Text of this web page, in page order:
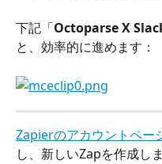
下記「Octoparse X
と、効率的に進めます：
Zapierのアカウントペー
し、新しいZapを作成しま